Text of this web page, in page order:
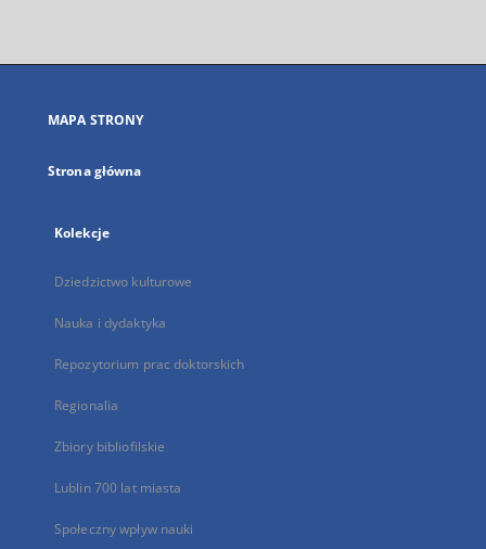
się
karcie
MAPA STRONY
Strona główna
Kolekcje
Dziedzictwo kulturowe
Nauka i dydaktyka
Repozytorium prac doktorskich
Regionalia
Zbiory bibliofilskie
Lublin 700 lat miasta
Społeczny wpływ nauki